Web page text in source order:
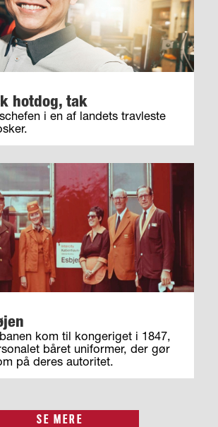
hotdog, tak
i en af landets travleste
kom til kongeriget i 1847,
båret uniformer, der gør
på deres autoritet.
SE MERE